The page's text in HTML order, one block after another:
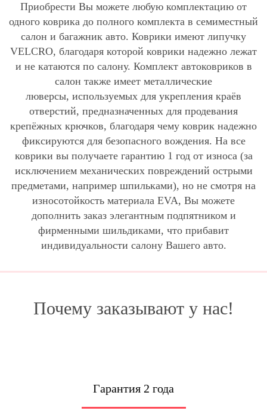
Приобрести Вы можете любую комплектацию от
одного коврика до полного комплекта в семиместный
салон и багажник авто. Коврики имеют липучку
VELCRO, благодаря которой коврики надежно лежат
и не катаются по салону. Комплект автоковриков в
салон также имеет металлические
люверсы, используемых для укрепления краёв
отверстий, предназначенных для продевания
крепёжных крючков, благодаря чему коврик надежно
фиксируются для безопасного вождения. На все
коврики вы получаете гарантию 1 год от износа (за
исключением механических повреждений острыми
предметами, например шпильками), но не смотря на
износотойкость материала EVA, Вы можете
дополнить заказ элегантным подпятником и
фирменными шильдиками, что прибавит
индивидуальности салону Вашего авто.
Почему заказывают у нас!
Гарантия 2 года